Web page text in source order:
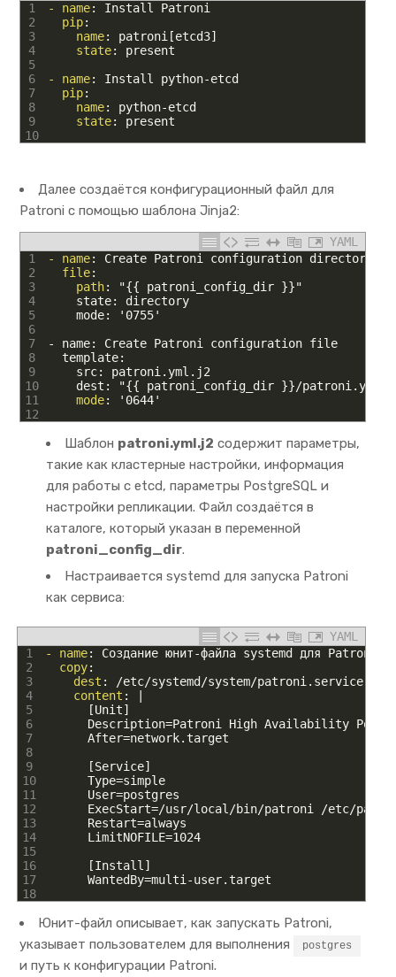
1
2
3
4
5
6
7
8
9
10
- name: Install Patroni
pip:
name: patroni[etcd3]
state: present
- name: Install python-etcd
pip:
name: python-etcd
state: present
Далее создаётся конфигурационный файл для
Patroni с помощью шаблона Jinja2:
YAML
1
2
3
4
5
6
7
8
9
10
11
12
- name: Create Patroni configuration directory
file:
path: "{{ patroni config dir }}"
state: directory
mode: '0755'
- name: Create Patroni configuration file
template:
src: patroni.yml.j2
dest: "{{ patroni config dir }}/patroni . yml"
mode: '0644'
Шаблон patroni.yml.j2 содержит параметры,
такие как кластерные настройки, информация
для работы с etcd, параметры PostgreSQL и
настройки репликации. Файл создаётся в
каталоге, который указан в переменной
patroni_config_dir.
Настраивается systemd для запуска Patroni
как сервиса:
YAML
1
2
3
4
5
6
7
8
9
10
11
12
13
14
15
16
17
18
- name: Создание юнит-файла systemd для Patroni
copy:
dest : /etc/systemd/system/patroni.service
content : |
[Unit]
Description=Patroni
High Availability
After=network. target
[Service]
Type=simple
User=postgres
ExecStart=/usr/local/bin/patroni
/etc/
Restart=always
LimitNOFILE=1024
[Install]
WantedBy=multi-user. target
Юнит-файл описывает, как запускать Patroni,
указывает пользователем для выполнения
postgres
и путь к конфигурации Patroni.